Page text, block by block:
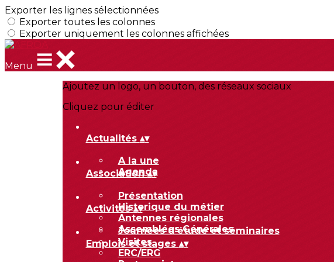
Exporter les lignes sélectionnées
Exporter toutes les colonnes
Exporter uniquement les colonnes affichées
Menu
Ajoutez un logo, un bouton, des réseaux sociaux
Cliquez pour éditer
Actualités ▴▾
A la une
Agenda
Association▴▾
Présentation
Historique du métier
Antennes régionales
Assemblées Générales
Activités▴▾
Journées d'étude et séminaires
Visites
ERC/ERG
Emplois et stages ▴▾